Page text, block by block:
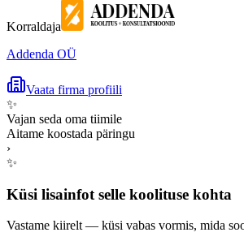
Korraldaja
Addenda OÜ
Vaata firma profiili
✨
Vajan seda oma tiimile
Aitame koostada päringu
›
✨
Küsi lisainfot selle koolituse kohta
Vastame kiirelt — küsi vabas vormis, mida